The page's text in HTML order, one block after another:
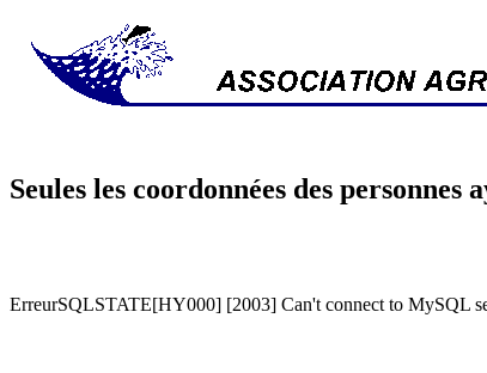
Seules les coordonnées des
ErreurSQLSTATE[HY000] [2003] Can't connect to MySQL